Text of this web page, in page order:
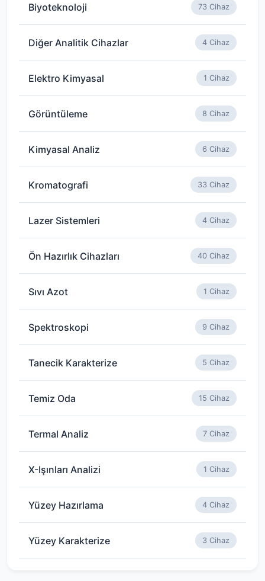
Biyoteknoloji 73 Cihaz
Diğer Analitik Cihazlar 4 Cihaz
Elektro Kimyasal 1 Cihaz
Görüntüleme 8 Cihaz
Kimyasal Analiz 6 Cihaz
Kromatografi 33 Cihaz
Lazer Sistemleri 4 Cihaz
Ön Hazırlık Cihazları 40 Cihaz
Sıvı Azot 1 Cihaz
Spektroskopi 9 Cihaz
Tanecik Karakterize 5 Cihaz
Temiz Oda 15 Cihaz
Termal Analiz 7 Cihaz
X-Işınları Analizi 1 Cihaz
Yüzey Hazırlama 4 Cihaz
Yüzey Karakterize 3 Cihaz